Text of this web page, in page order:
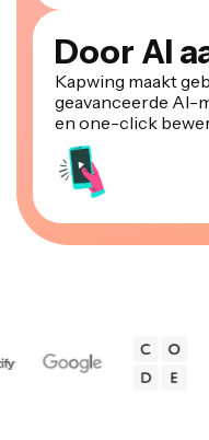
Door AI
Kapwing maakt
geavanceerde AI-
en one-click